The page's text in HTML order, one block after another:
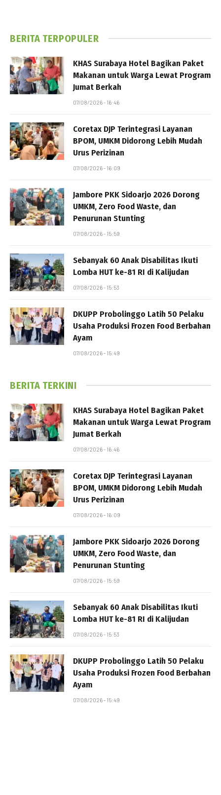
BERITA TERPOPULER
KHAS Surabaya Hotel Bagikan Paket
Makanan untuk Warga Lewat Program
Jumat Berkah
07/08/2026 - 16:46
Coretax DJP Terintegrasi Layanan
BPOM, UMKM Didorong Lebih Mudah
Urus Perizinan
07/08/2026 - 16:09
Jambore PKK Sidoarjo 2026 Dorong
UMKM, Zero Food Waste, dan
Penurunan Stunting
07/08/2026 - 15:59
Sebanyak 60 Anak Disabilitas Ikuti
Lomba HUT ke-81 RI di Kalijudan
07/08/2026 - 15:53
DKUPP Probolinggo Latih 50 Pelaku
Usaha Produksi Frozen Food Berbahan
Ayam
07/08/2026 - 15:49
BERITA TERKINI
KHAS Surabaya Hotel Bagikan Paket
Makanan untuk Warga Lewat Program
Jumat Berkah
07/08/2026 - 16:46
Coretax DJP Terintegrasi Layanan
BPOM, UMKM Didorong Lebih Mudah
Urus Perizinan
07/08/2026 - 16:09
Jambore PKK Sidoarjo 2026 Dorong
UMKM, Zero Food Waste, dan
Penurunan Stunting
07/08/2026 - 15:59
Sebanyak 60 Anak Disabilitas Ikuti
Lomba HUT ke-81 RI di Kalijudan
07/08/2026 - 15:53
DKUPP Probolinggo Latih 50 Pelaku
Usaha Produksi Frozen Food Berbahan
Ayam
07/08/2026 - 15:49